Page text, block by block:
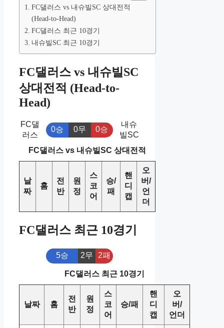
FC댈러스 vs 내슈빌SC 상대전적
(Head-to-Head)
FC댈러스 최근 10경기
내슈빌SC 최근 10경기
FC댈러스 vs 내슈빌SC
상대전적 (Head-to-
Head)
FC댈
러스
0승 0무 0승
내슈
빌SC
FC댈러스 vs 내슈빌SC 상대전적
날
짜
홈
전
반
원
정
스
코
어
승/
패
핸
디
캡
오
버/
언
더
FC댈러스 최근 10경기
5승 2무 2패
FC댈러스 최근 10경기
날짜 홈
전
반
원
정
스
코
어
승/패
핸
디
캡
오
버/
언더